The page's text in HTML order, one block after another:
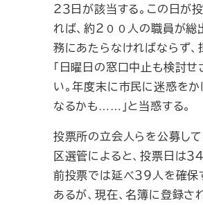
２３日が該当する。この日が
れば、約２００人の職員が総
務にあたらなければならず、
「日曜日の窓口中止も検討せ
い。年度末に市民に迷惑をか
なるかも……」と当惑する。
投票所の立会人らを公募して
区選管によると、投票日は３
前投票では延べ３９人を確保
あるが、現在、名簿に登録さ